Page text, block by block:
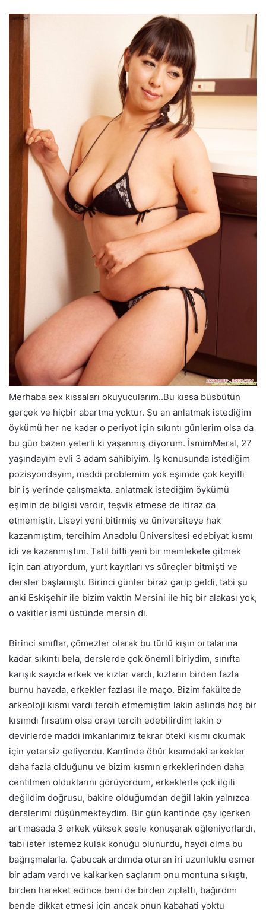
Merhaba sex kıssaları okuyucularım..Bu kıssa büsbütün
gerçek ve hiçbir abartma yoktur. Şu an anlatmak istediğim
öykümü her ne kadar o periyot için sıkıntı günlerim olsa da
bu gün bazen yeterli ki yaşanmış diyorum. İsmimMeral, 27
yaşındayım evli 3 adam sahibiyim. İş konusunda istediğim
pozisyondayım, maddi problemim yok eşimde çok keyifli
bir iş yerinde çalışmakta. anlatmak istediğim öykümü
eşimin de bilgisi vardır, teşvik etmese de itiraz da
etmemiştir. Liseyi yeni bitirmiş ve üniversiteye hak
kazanmıştım, tercihim Anadolu Üniversitesi edebiyat kısmı
idi ve kazanmıştım. Tatil bitti yeni bir memlekete gitmek
için can atıyordum, yurt kayıtları vs süreçler bitmişti ve
dersler başlamıştı. Birinci günler biraz garip geldi, tabi şu
anki Eskişehir ile bizim vaktin Mersini ile hiç bir alakası yok,
o vakitler ismi üstünde mersin di.
Birinci sınıflar, çömezler olarak bu türlü kışın ortalarına
kadar sıkıntı bela, derslerde çok önemli biriydim, sınıfta
karışık sayıda erkek ve kızlar vardı, kızların birden fazla
burnu havada, erkekler fazlası ile maço. Bizim fakültede
arkeoloji kısmı vardı tercih etmemiştim lakin aslında hoş bir
kısımdı fırsatım olsa orayı tercih edebilirdim lakin o
devirlerde maddi imkanlarımız tekrar öteki kısmı okumak
için yetersiz geliyordu. Kantinde öbür kısımdaki erkekler
daha fazla olduğunu ve bizim kısmın erkeklerinden daha
centilmen olduklarını görüyordum, erkeklerle çok ilgili
değildim doğrusu, bakire olduğumdan değil lakin yalnızca
derslerimi düşünmekteydim. Bir gün kantinde çay içerken
art masada 3 erkek yüksek sesle konuşarak eğleniyorlardı,
tabi ister istemez kulak konuğu olunurdu, haydi olma bu
bağrışmalarla. Çabucak ardımda oturan iri uzunluklu esmer
bir adam vardı ve kalkarken saçlarım onu montuna sıkıştı,
birden hareket edince beni de birden zıplattı, bağırdım
bende dikkat etmesi için ancak onun kabahati yoktu